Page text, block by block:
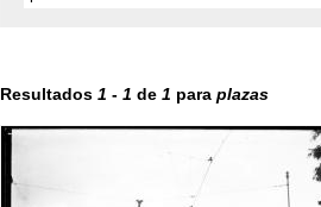
Resultados 1 - 1 de 1 para plazas